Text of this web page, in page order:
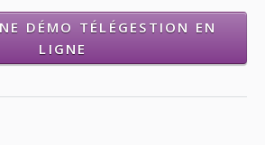
DÉMO TÉLÉGESTION EN
LIGNE